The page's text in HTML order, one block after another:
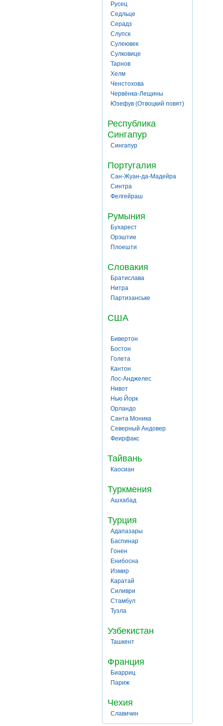
Русец
Седльце
Серадз
Слупск
Сулеювек
Сулковице
Тарнов
Хелм
Ченстохова
Червёнка-Лещины
Юзефув (Отвоцкий повят)
Республика
Сингапур
Сингапур
Португалия
Сан-Жуан-да-Мадейра
Синтра
Фелгейраш
Румыния
Бухарест
Орэштие
Плоешти
Словакия
Братислава
Нитра
Партизанське
США
Бивертон
Бостон
Голета
Кантон
Лос-Анджелес
Нивот
Нью Йорк
Орландо
Санта Моника
Северный Андовер
Феирфакс
Тайвань
Каосиан
Туркмения
Ашхабад
Турция
Адапазары
Баспинар
Гонен
Енибосна
Измир
Каратай
Силиври
Стамбул
Тузла
Узбекистан
Ташкент
Франция
Биарриц
Париж
Чехия
Славичин